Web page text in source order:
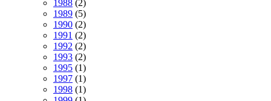
1988 (2)
1989 (5)
1990 (2)
1991 (2)
1992 (2)
1993 (2)
1995 (1)
1997 (1)
1998 (1)